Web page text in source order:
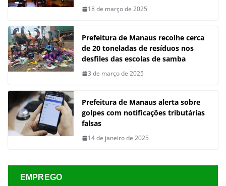
18 de março de 2025
Prefeitura de Manaus recolhe cerca
de 20 toneladas de resíduos nos
desfiles das escolas de samba
3 de março de 2025
Prefeitura de Manaus alerta sobre
golpes com notificações tributárias
falsas
14 de janeiro de 2025
EMPREGO